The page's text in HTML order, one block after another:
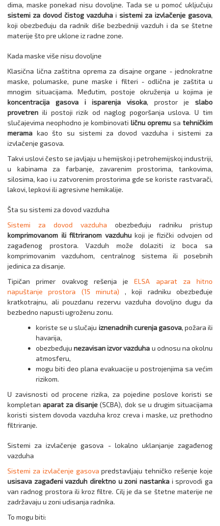
dima, maske ponekad nisu dovoljne. Tada se u pomoć uključuju
sistemi za dovod čistog vazduha i sistemi za izvlačenje gasova,
koji obezbeđuju da radnik diše bezbedniji vazduh i da se štetne
materije što pre uklone iz radne zone.
Kada maske više nisu dovoljne
Klasična lična zaštitna oprema za disajne organe - jednokratne
maske, polumaske, pune maske i filteri - odlična je zaštita u
mnogim situacijama. Međutim, postoje okruženja u kojima je
koncentracija gasova i isparenja visoka, prostor je slabo
provetren ili postoji rizik od naglog pogoršanja uslova. U tim
slučajevima neophodno je kombinovati ličnu opremu sa tehničkim
merama kao što su sistemi za dovod vazduha i sistemi za
izvlačenje gasova.
Takvi uslovi često se javljaju u hemijskoj i petrohemijskoj industriji,
u kabinama za farbanje, zavarenim prostorima, tankovima,
silosima, kao i u zatvorenim prostorima gde se koriste rastvarači,
lakovi, lepkovi ili agresivne hemikalije.
Šta su sistemi za dovod vazduha
Sistemi za dovod vazduha obezbeđuju radniku pristup
komprimovanom ili filtriranom vazduhukoji je fizički odvojen od
zagađenog prostora. Vazduh može dolaziti iz boca sa
komprimovanim vazduhom, centralnog sistema ili posebnih
jedinica za disanje.
Tipičan primer ovakvog rešenja jeELSA aparat za hitno
napuštanje prostora (15 minuta), koji radniku obezbeđuje
kratkotrajnu, ali pouzdanu rezervu vazduha dovoljno dugu da
bezbedno napusti ugroženu zonu.
koriste se u slučaju iznenadnih curenja gasova, požara ili
havarija,
obezbeđujunezavisan izvor vazduha u odnosu na okolnu
atmosferu,
mogu biti deo plana evakuacije u postrojenjima sa većim
rizikom.
U zavisnosti od procene rizika, za pojedine poslove koristi se
kompletanaparat za disanje (SCBA), dok se u drugim situacijama
koristi sistem dovoda vazduha kroz creva i maske, uz prethodno
filtriranje.
Sistemi za izvlačenje gasova - lokalno uklanjanje zagađenog
vazduha
Sistemi za izvlačenje gasovapredstavljaju tehničko rešenje koje
usisava zagađeni vazduh direktno u zoni nastanka i sprovodi ga
van radnog prostora ili kroz filtre. Cilj je da se štetne materije ne
zadržavaju u zoni udisanja radnika.
To mogu biti: